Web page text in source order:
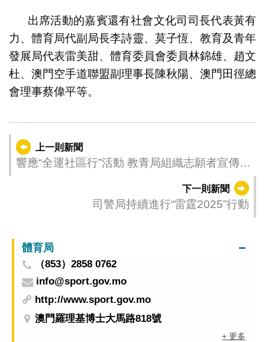
出席活動的嘉賓還有社會文化司司長代表黃有
力、體育局代副局長李詩靈、莫子恆、教育及青年
發展局代表雷美甜、體育委員會委員林錦雄、趙文
杜、澳門空手道聯盟副理事長陳秋陽、澳門田徑總
會理事蔡偉平等。
上一則新聞
響應“全運社區行”活動 教青局組織志願者宣傳十
下一則新聞
司警局持續進行“雷霆2025”行動
體育局
（853）2858 0762
info@sport.gov.mo
http://www.sport.gov.mo
澳門羅理基博士大馬路818號
+ 更多